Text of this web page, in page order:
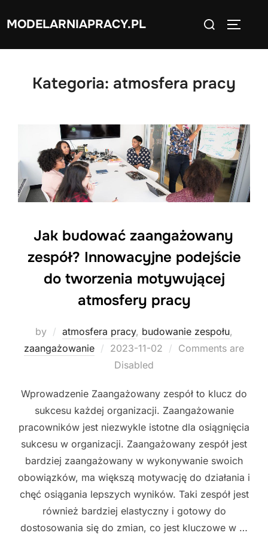
MODELARNIAPRACY.PL
Search
Kategoria: atmosfera pracy
Jak budować zaangażowany
zespół? Innowacyjne podejście
do tworzenia motywującej
atmosfery pracy
by atmosfera pracy, budowanie zespołu,
zaangażowanie
Posted
on
2023-11-02
Comments are
Disabled
Wprowadzenie Zaangażowany zespół to klucz do
sukcesu każdej organizacji. Zaangażowanie
pracowników jest niezwykle istotne dla osiągnięcia
sukcesu w organizacji. Zaangażowany zespół jest
bardziej zaangażowany w wykonywanie swoich
obowiązków, ma większą motywację do działania i
chęć osiągania lepszych wyników. Taki zespół jest
również bardziej elastyczny i gotowy do
dostosowania się do zmian, co jest kluczowe w …